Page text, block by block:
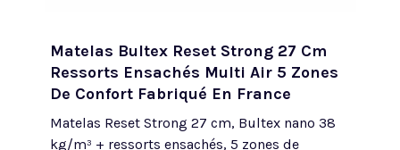
Matelas Bultex Reset Strong 27 Cm
Ressorts Ensachés Multi Air 5 Zones
De Confort Fabriqué En France
Matelas Reset Strong 27 cm, Bultex nano 38
kg/m³ + ressorts ensachés, 5 zones de